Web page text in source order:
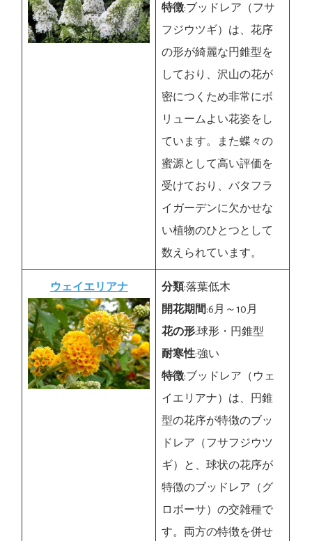
特徴:ブッドレア（フサ
フジウツギ）は、花序
の形が綺麗な円錐型を
しており、沢山の花が
密につくため非常にボ
リュームよい花姿をし
ています。また蝶々の
蜜源として高い評価を
受けており、バタフラ
イガーデンに欠かせな
い植物のひとつとして
数えられています。
ウェイエリアナ 分類:落葉低木
開花期間:6月～10月
花の形:球形・円錐型
耐寒性:強い
特徴:ブッドレア（ウェ
イエリアナ）は、円錐
型の花序が特徴のブッ
ドレア（フサフジウツ
ギ）と、球状の花序が
特徴のブッドレア（グ
ロボーサ）の交雑種で
す。両方の特徴を併せ